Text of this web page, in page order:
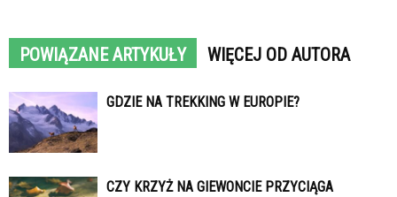
POWIĄZANE ARTYKUŁY WIĘCEJ OD AUTORA
GDZIE NA TREKKING W EUROPIE?
CZY KRZYŻ NA GIEWONCIE PRZYCIĄGA